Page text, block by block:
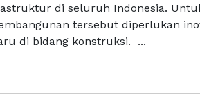
di seluruh Indonesia.
tersebut diperlukan
di bidang konstruksi. ...